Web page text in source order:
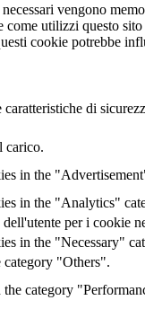
vengono
utilizzi questo
cookie potrebbe
di
carico.
in the
in the "Analytics"
per i cookie
in the "Necessary"
category "Others".
category